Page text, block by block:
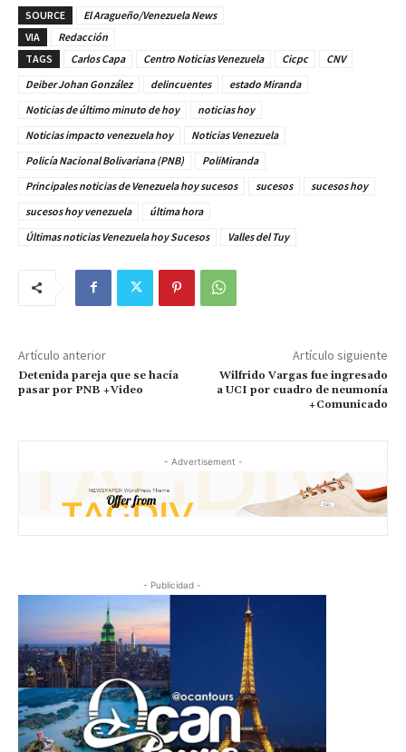
SOURCE
El Aragueño/Venezuela News
VIA
Redacción
TAGS
Carlos Capa Centro Noticias Venezuela Cicpc
CNV
Deiber Johan González
delincuentes
estado Miranda
Noticias de último minuto de hoy
noticias hoy
Noticias impacto venezuela hoy
Noticias Venezuela
Policía Nacional Bolivariana (PNB)
PoliMiranda
Principales noticias de Venezuela hoy sucesos
sucesos
sucesos hoy
sucesos hoy venezuela
última hora
Últimas noticias Venezuela hoy Sucesos
Valles del Tuy
Artículo anterior
Detenida pareja que se hacía
pasar por PNB +Video
Artículo siguiente
Wilfrido Vargas fue ingresado
a UCI por cuadro de neumonía
+Comunicado
- Advertisement -
- Publicidad -